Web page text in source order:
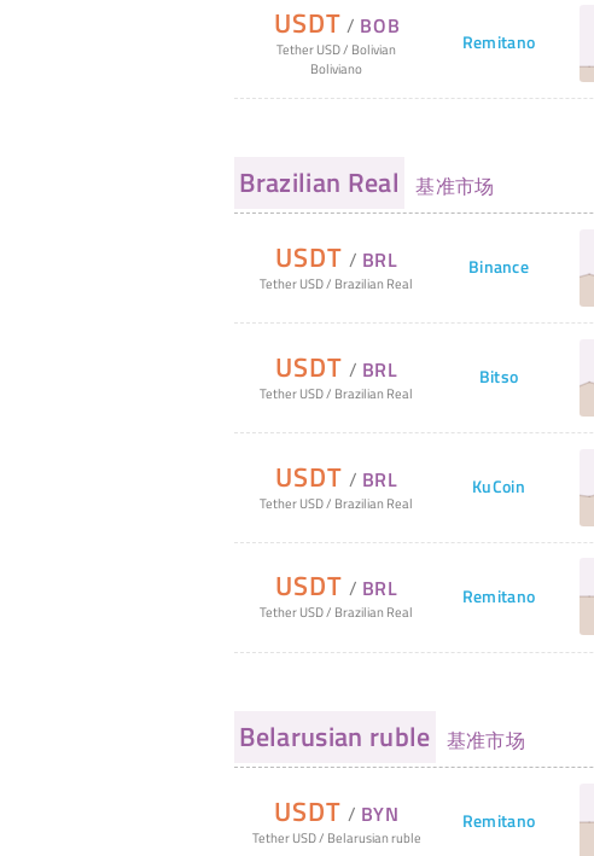
USDT / BOB
Tether USD/ Bolivian
Boliviano
Remitano
Brazilian Real 基准市场
USDT / BRL
Tether USD/ Brazilian Real
Binance
USDT / BRL
Tether USD/ Brazilian Real
Bitso
USDT / BRL
Tether USD/ Brazilian Real
KuCoin
USDT / BRL
Tether USD/ Brazilian Real
Remitano
Belarusian ruble 基准市场
USDT / BYN
Tether USD/ Belarusian ruble
Remitano